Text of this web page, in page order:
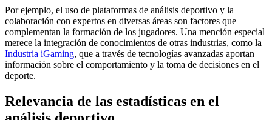
Por ejemplo, el uso de plataformas de análisis deportivo y la
colaboración con expertos en diversas áreas son factores que
complementan la formación de los jugadores. Una mención especial
merece la integración de conocimientos de otras industrias, como la
Industria iGaming, que a través de tecnologías avanzadas aportan
información sobre el comportamiento y la toma de decisiones en el
deporte.
Relevancia de las estadísticas en el